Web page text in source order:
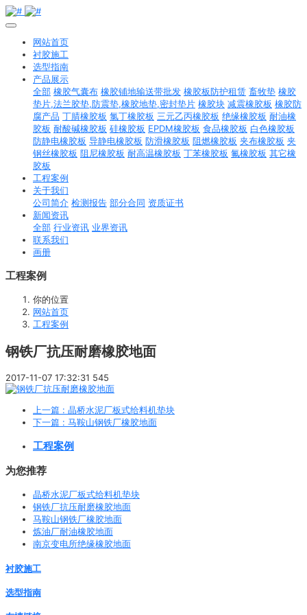
网站首页
衬胶施工
选型指南
产品展示
全部 橡胶气囊布 橡胶铺地输送带批发 橡胶板防护租赁 畜牧垫 橡胶
垫片,法兰胶垫,防震垫,橡胶地垫,密封垫片 橡胶块 减震橡胶板 橡胶防
腐产品 丁腈橡胶板 氯丁橡胶板 三元乙丙橡胶板 绝缘橡胶板 耐油橡
胶板 耐酸碱橡胶板 硅橡胶板 EPDM橡胶板 食品橡胶板 白色橡胶板
防静电橡胶板 导静电橡胶板 防滑橡胶板 阻燃橡胶板 夹布橡胶板 夹
钢丝橡胶板 阻尼橡胶板 耐高温橡胶板 丁苯橡胶板 氟橡胶板 其它橡
胶板
工程案例
关于我们
公司简介 检测报告 部分合同 资质证书
新闻资讯
全部 行业资讯 业界资讯
联系我们
画册
工程案例
你的位置
网站首页
工程案例
钢铁厂抗压耐磨橡胶地面
2017-11-07 17:32:31 545
上一篇 : 晶桥水泥厂板式给料机垫块
下一篇 : 马鞍山钢铁厂橡胶地面
工程案例
为您推荐
晶桥水泥厂板式给料机垫块
钢铁厂抗压耐磨橡胶地面
马鞍山钢铁厂橡胶地面
炼油厂耐油橡胶地面
南京变电所绝缘橡胶地面
衬胶施工
选型指南